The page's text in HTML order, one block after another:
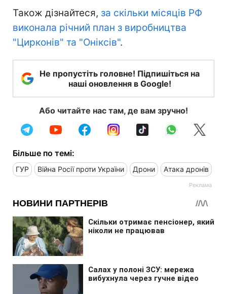
Також дізнайтеся, за скільки місяців РФ
виконала річний план з виробництва
"Цирконів" та "Оніксів".
Не пропустіть головне! Підпишіться на
наші оновлення в Google!
Або читайте нас там, де вам зручно!
Більше по темі:
ГУР Війна Росії проти України Дрони Атака дронів